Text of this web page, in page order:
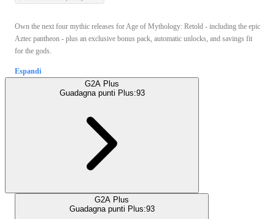
Own the next four mythic releases for Age of Mythology: Retold - including the epic
Aztec pantheon - plus an exclusive bonus pack, automatic unlocks, and savings fit
for the gods.
Espandi
G2A Plus
Guadagna punti Plus:93
G2A Plus
Guadagna punti Plus:93